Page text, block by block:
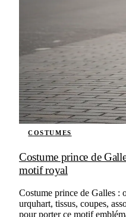
COSTUMES
Costume prince de
motif royal
Costume prince de Galles :
urquhart, tissus, coupes,
pour porter ce motif